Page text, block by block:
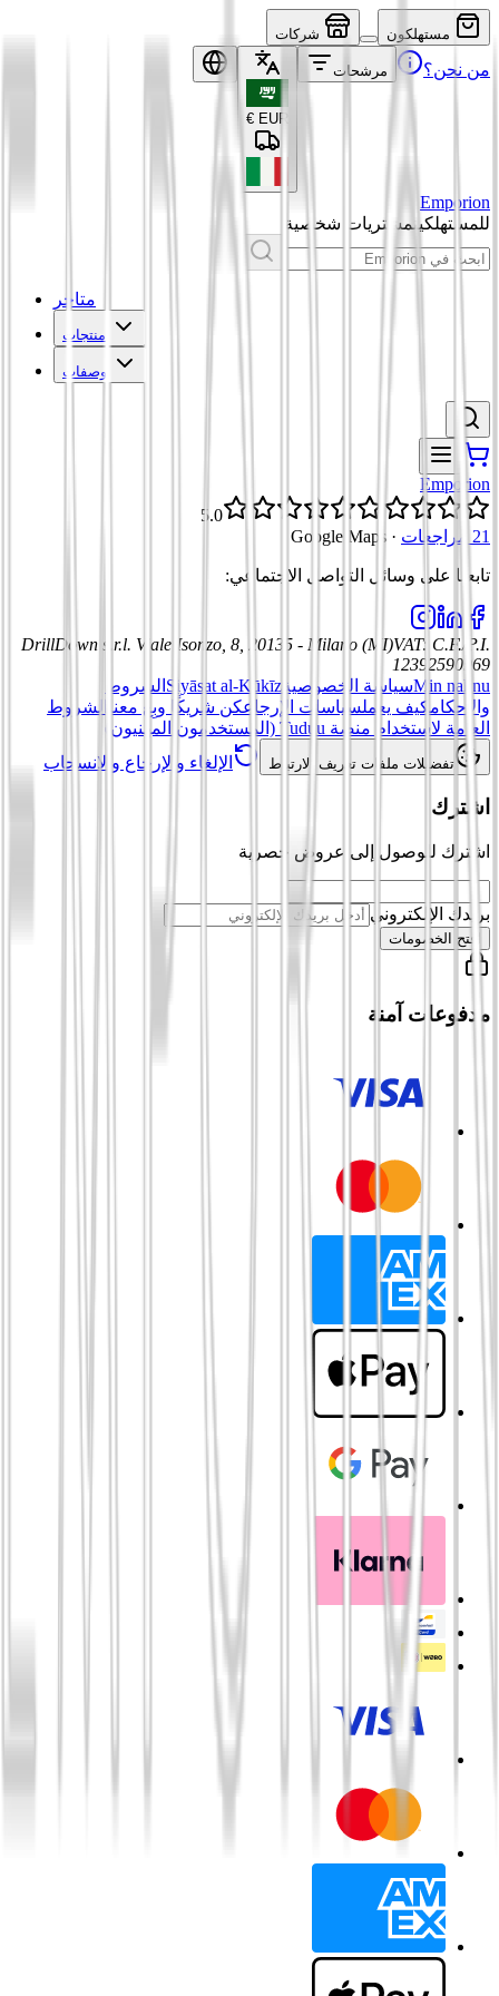
مستهلكون شركات
من نحن؟ مرشحات
EUR
€
Emporion
للمستهلكينمشتريات شخصية
متاجر
منتجات
وصفات
Emporion
5.0
21 مراجعات
·
Google Maps
تابعنا على وسائل التواصل الاجتماعي:
DrillDown s.r.l. Viale Isonzo, 8, 20135 - Milano (MI)VAT: C.F./P.I.
12392590969
Min nahnuسياسة الخصوصية Siyāsat al-Kūkīz الشروط
والأحكامكيف يعملسياسات الإرجاعكن شريكًا وبِع معنا
الشروط
العامة لاستخدام منصة Tuduu (المستخدمون المهنيون)
تفضيلات ملفات تعريف الارتباط الإلغاء والإرجاع والانسحاب
اشترك
اشترك للوصول إلى عروض حصرية
بريدك الإلكتروني
افتح الخصومات
مدفوعات آمنة